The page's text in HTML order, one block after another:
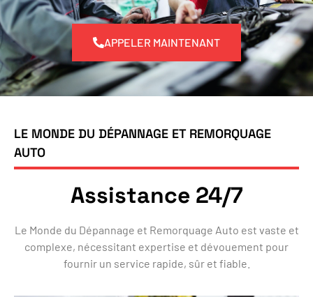
APPELER MAINTENANT
LE MONDE DU DÉPANNAGE ET REMORQUAGE
AUTO
Assistance 24/7
Le Monde du Dépannage et Remorquage Auto est vaste et
complexe, nécessitant expertise et dévouement pour
fournir un service rapide, sûr et fiable.